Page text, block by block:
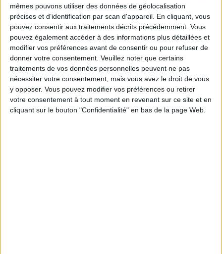
mêmes pouvons utiliser des données de géolocalisation
précises et d’identification par scan d'appareil. En cliquant, vous
pouvez consentir aux traitements décrits précédemment. Vous
pouvez également accéder à des informations plus détaillées et
modifier vos préférences avant de consentir ou pour refuser de
donner votre consentement. Veuillez noter que certains
traitements de vos données personnelles peuvent ne pas
nécessiter votre consentement, mais vous avez le droit de vous
y opposer. Vous pouvez modifier vos préférences ou retirer
votre consentement à tout moment en revenant sur ce site et en
cliquant sur le bouton "Confidentialité" en bas de la page Web.